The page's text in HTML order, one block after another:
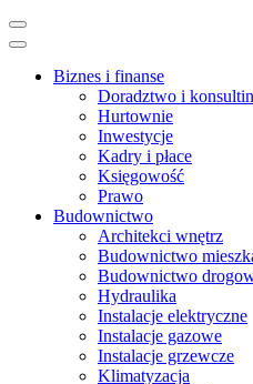
Skip
to
(Press
Biznes i finanse
Doradztwo i
Hurtownie
Inwestycje
Kadry i płace
Księgowość
Prawo
Budownictwo
Architekci wnętrz
Budownictwo
Budownictwo
Hydraulika
Instalacje elektryczne
Instalacje gazowe
Instalacje grzewcze
Klimatyzacja